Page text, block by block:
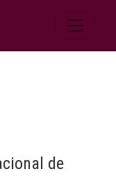
de